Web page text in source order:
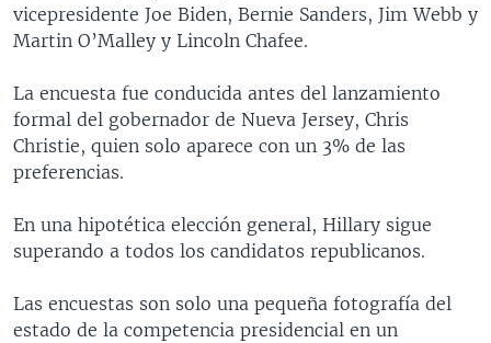
vicepresidente Joe Biden, Bernie Sanders, Jim Webb y
Martin O’Malley y Lincoln Chafee.
La encuesta fue conducida antes del lanzamiento
formal del gobernador de Nueva Jersey, Chris
Christie, quien solo aparece con un 3% de las
preferencias.
En una hipotética elección general, Hillary sigue
superando a todos los candidatos republicanos.
Las encuestas son solo una pequeña fotografía del
estado de la competencia presidencial en un